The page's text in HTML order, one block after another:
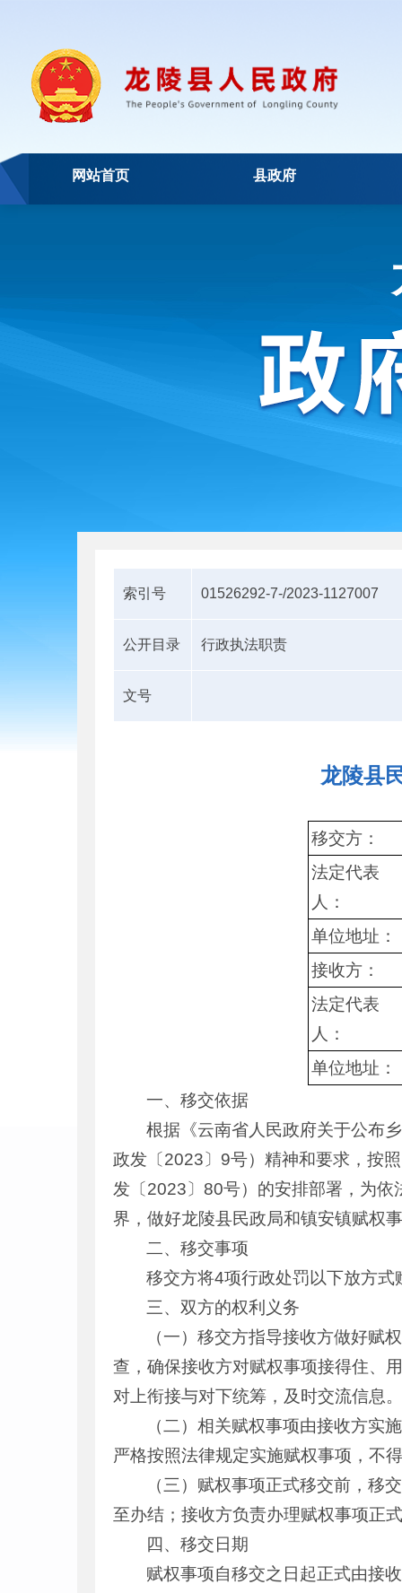
网站首页 县政府
索引号 01526292-7-/2023-1127007
公开目录 行政执法职责
文号
龙陵县
移交方 ：
法定代表
人 ：
单位地址 ：
接收方 ：
法定代表
人 ：
单位地址 ：
一、移交依据
根据《云南省人民政府关于公布
政发〔2023〕9号）精神和要求，按
发〔2023〕80号）的安排部署，为
界，做好龙陵县民政局和镇安镇赋权
二、移交事项
移交方将4项行政处罚以下放方
三、双方的权利义务
（一）移交方指导接收方做好赋
查，确保接收方对赋权事项接得住、
对上衔接与对下统筹，及时交流信息。
（二）相关赋权事项由接收方实
严格按照法律规定实施赋权事项，不
（三）赋权事项正式移交前，移
至办结；接收方负责办理赋权事项正
四、移交日期
赋权事项自移交之日起正式由接